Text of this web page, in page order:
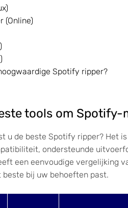
(Online)
Spotify ripper?
tools om Spotify-
u de beste Spotify ripper? Het
ondersteunde
een eenvoudige vergelijking
bij uw behoeften past.